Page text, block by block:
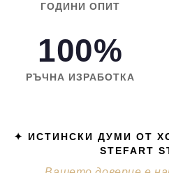
ГОДИНИ ОПИТ
100%
РЪЧНА ИЗРАБОТКА
✦ ИСТИНСКИ ДУМИ ОТ
STEFART